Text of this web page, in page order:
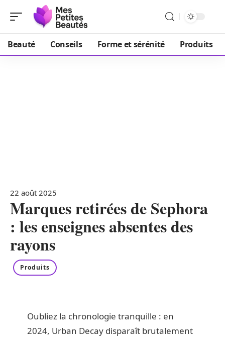
Beauté Conseils Forme et sérénité Produits
22 août 2025
Marques retirées de Sephora
: les enseignes absentes des
rayons
Produits
Oubliez la chronologie tranquille : en
2024, Urban Decay disparaît brutalement